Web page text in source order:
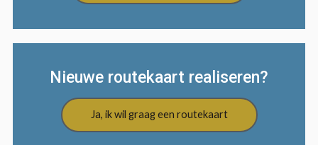
Nieuwe routekaart realiseren?
Ja, ik wil graag een routekaart